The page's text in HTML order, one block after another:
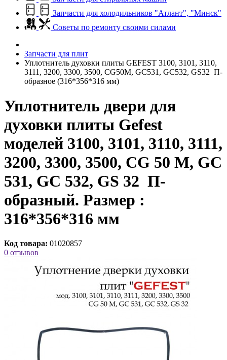
Запчасти для холодильников "Атлант", "Минск"
Советы по ремонту своими силами
Запчасти для плит
Уплотнитель духовки плиты GEFEST 3100, 3101, 3110,
3111, 3200, 3300, 3500, СG50M, GC531, GC532, GS32 П-
образное (316*356*316 мм)
Уплотнитель двери для
духовки плиты Gefest
моделей 3100, 3101, 3110, 3111,
3200, 3300, 3500, СG 50 M, GC
531, GC 532, GS 32 П-
образный. Размер :
316*356*316 мм
Код товара: 01020857
0 отзывов